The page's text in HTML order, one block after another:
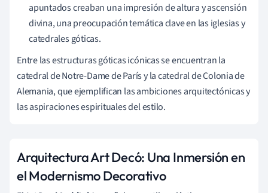
apuntados creaban una impresión de altura y ascensión
divina, una preocupación temática clave en las iglesias y
catedrales góticas.
Entre las estructuras góticas icónicas se encuentran la
catedral de Notre-Dame de París y la catedral de Colonia de
Alemania, que ejemplifican las ambiciones arquitectónicas y
las aspiraciones espirituales del estilo.
Arquitectura Art Decó: Una Inmersión en
el Modernismo Decorativo